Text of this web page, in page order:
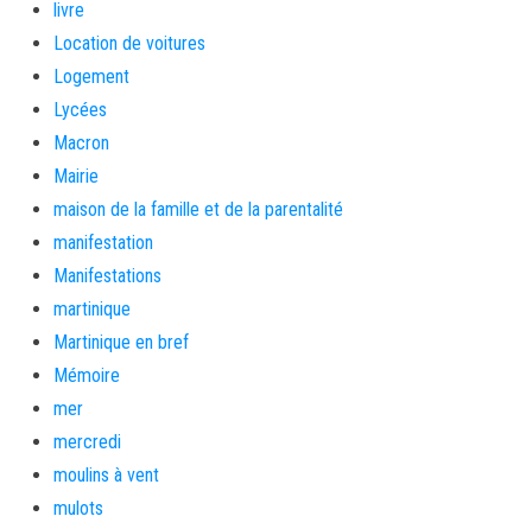
livre
Location de voitures
Logement
Lycées
Macron
Mairie
maison de la famille et de la parentalité
manifestation
Manifestations
martinique
Martinique en bref
Mémoire
mer
mercredi
moulins à vent
mulots